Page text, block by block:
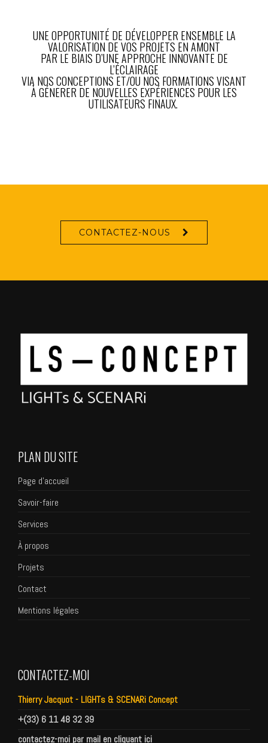
UNE OPPORTUNITÉ DE DÉVELOPPER ENSEMBLE LA
VALORISATION DE VOS PROJETS EN AMONT
PAR LE BIAIS D’UNE APPROCHE INNOVANTE DE
L’ÉCLAIRAGE
VIA NOS CONCEPTIONS ET/OU NOS FORMATIONS VISANT
À GÉNERER DE NOUVELLES EXPÉRIENCES POUR LES
UTILISATEURS FINAUX.
CONTACTEZ-NOUS
PLAN DU SITE
Page d’accueil
Savoir-faire
Services
À propos
Projets
Contact
Mentions légales
CONTACTEZ-MOI
Thierry Jacquot - LIGHTs & SCENARi Concept
+(33) 6 11 48 32 39
contactez-moi par mail en cliquant ici